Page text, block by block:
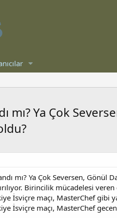
mı? Ya Çok
mı? Ya Çok Seversen,
Birincilik mücadelesi
İsviçre maçı, MasterChef gibi
İsviçre maçı, MasterChef